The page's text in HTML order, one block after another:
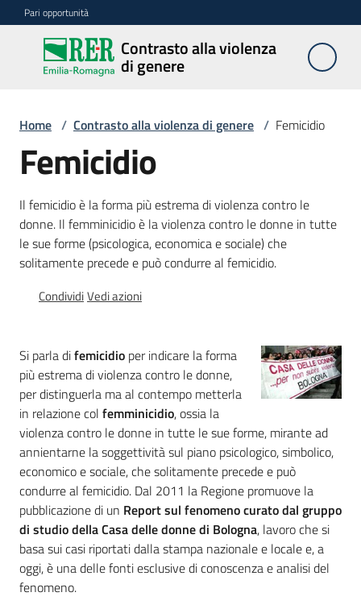
Vai al contenuto
Vai alla navigazione
Vai al footer
Pari opportunità
Contrasto alla violenza
di genere
Contrasto
alla
di genere
Azioni
Normativa
Pari
opportunità
Argomenti
Novità
Home / Contrasto alla violenza di genere / Femicidio
Femicidio
Il femicidio è la forma più estrema di violenza contro le
donne. Il femminicidio è la violenza contro le donne in tutte
le sue forme (psicologica, economica e sociale) che
solitamente precede e può condurre al femicidio.
CondividiVedi azioni
Si parla difemicidio per indicare la forma
più estrema di violenza contro le donne,
per distinguerla ma al contempo metterla
in relazione col femminicidio, ossia la
violenza contro le donne in tutte le sue forme, mirante ad
annientarne la soggettività sul piano psicologico, simbolico,
economico e sociale, che solitamente precede e può
condurre al femicidio. Dal 2011 la Regione promuove la
pubblicazione di un Report sul fenomeno curato dal gruppo
di studio della Casa delle donne di Bologna, lavoro che si
basa sui casi riportati dalla stampa nazionale e locale e, a
oggi, è una delle fonti esclusive di conoscenza e analisi del
fenomeno.